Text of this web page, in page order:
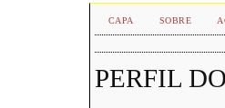
CAPA SOBRE
PERFIL